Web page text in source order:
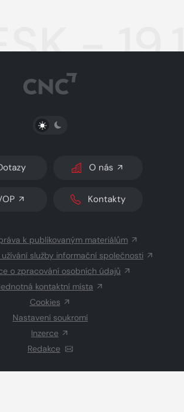
-
PŘEPNOUT SVĚTLÝ/TMAVÝ REŽIM
O nás
Kontakty
k publikovaným materiálům
služby informační společnosti
o zpracování osobních údajů
kontaktní místa
Cookies
Nastavení soukromí
Inzerce
Redakce